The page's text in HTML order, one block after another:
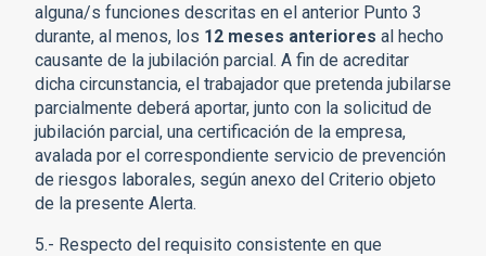
alguna/s funciones descritas en el anterior Punto 3
durante, al menos, los 12 meses anteriores al hecho
causante de la jubilación parcial. A fin de acreditar
dicha circunstancia, el trabajador que pretenda jubilarse
parcialmente deberá aportar, junto con la solicitud de
jubilación parcial, una certificación de la empresa,
avalada por el correspondiente servicio de prevención
de riesgos laborales, según anexo del Criterio objeto
de la presente Alerta.
5.- Respecto del requisito consistente en que